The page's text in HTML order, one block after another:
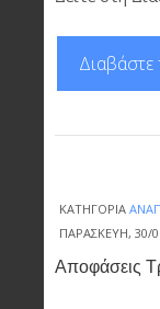
Διαβάστε
ΚΑΤΗΓΟΡΊΑ
ΠΑΡΑΣΚΕΥΉ, 30/
Αποφάσεις